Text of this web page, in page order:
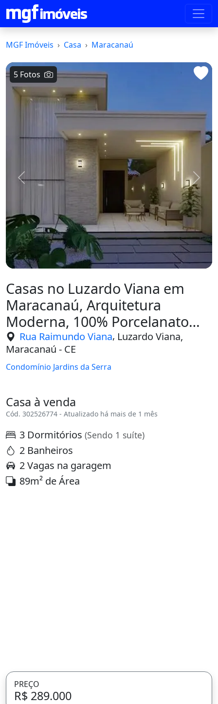
MGF Imóveis Casa Maracanaú
5 Fotos
Voltar
Casas no Luzardo Viana em
Maracanaú, Arquitetura
Moderna, 100% Porcelanato
Acabamento
Rua Raimundo Viana, Luzardo Viana,
Maracanaú - CE
Condomínio Jardins da Serra
Casa à venda
Cód. 302526774 - Atualizado há mais de 1 mês
3 Dormitórios (Sendo 1 suíte)
2 Banheiros
2 Vagas na garagem
89m² de Área
PREÇO
R$ 289.000